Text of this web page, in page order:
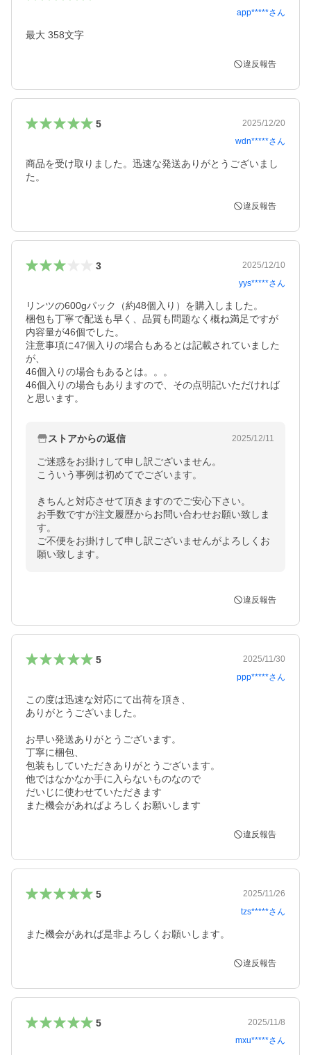
app*****さん
最大 358文字
違反報告
5
2025/12/20
wdn*****さん
商品を受け取りました。迅速な発送ありがとうございまし
た。
違反報告
3
2025/12/10
yys*****さん
リンツの600gパック（約48個入り）を購入しました。
梱包も丁寧で配送も早く、品質も問題なく概ね満足ですが
内容量が46個でした。
注意事項に47個入りの場合もあるとは記載されていました
が、
46個入りの場合もあるとは。。。
46個入りの場合もありますので、その点明記いただければ
と思います。
ストアからの返信 2025/12/11
ご迷惑をお掛けして申し訳ございません。
こういう事例は初めてでございます。
きちんと対応させて頂きますのでご安心下さい。
お手数ですが注文履歴からお問い合わせお願い致しま
す。
ご不便をお掛けして申し訳ございませんがよろしくお
願い致します。
違反報告
5
2025/11/30
ppp*****さん
この度は迅速な対応にて出荷を頂き、
ありがとうございました。
お早い発送ありがとうございます。
丁寧に梱包、
包装もしていただきありがとうございます。
他ではなかなか手に入らないものなので
だいじに使わせていただきます
また機会があればよろしくお願いします
違反報告
5
2025/11/26
tzs*****さん
また機会があれば是非よろしくお願いします。
違反報告
5
2025/11/8
mxu*****さん